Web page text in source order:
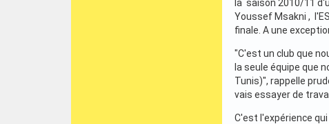
la saison 2010/11
Youssef Msakni ,
finale. A une
"C'est un club que
la seule équipe que
Tunis)", rappelle
vais essayer de
C'est l'expérience